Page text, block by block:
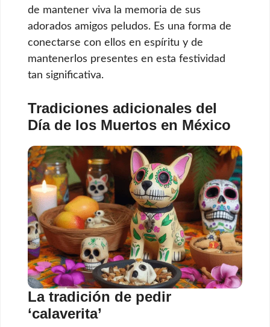
de mantener viva la memoria de sus
adorados amigos peludos. Es una forma de
conectarse con ellos en espíritu y de
mantenerlos presentes en esta festividad
tan significativa.
Tradiciones adicionales del
Día de los Muertos en México
La tradición de pedir
‘calaverita’